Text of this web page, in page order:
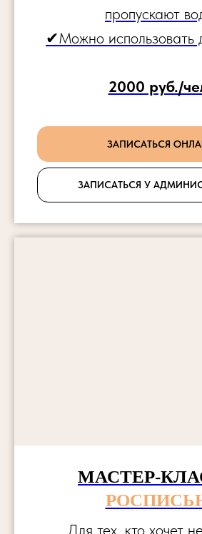
пропускают
✔Можно использовать
2000 руб./
ЗАПИСАТЬСЯ
ЗАПИСАТЬСЯ У
МАСТЕР-
Для тех, кто хочет